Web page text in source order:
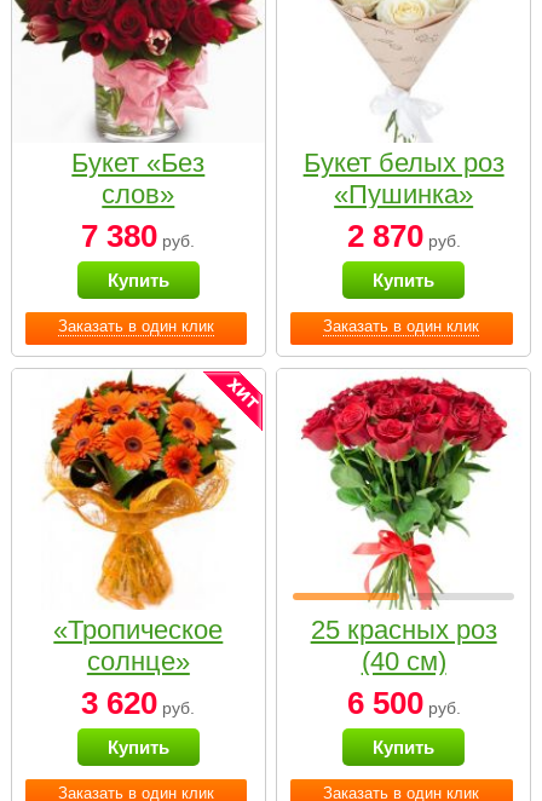
Заказать в один клик
Букет «Без
слов»
7 380 руб.
Купить
Заказать в один клик
Букет белых роз
«Пушинка»
2 870руб.
Купить
Заказать в один клик
«Тропическое
солнце»
3 620 руб.
Купить
Заказать в один клик
25 красных роз
(40 см)
6 500руб.
Купить